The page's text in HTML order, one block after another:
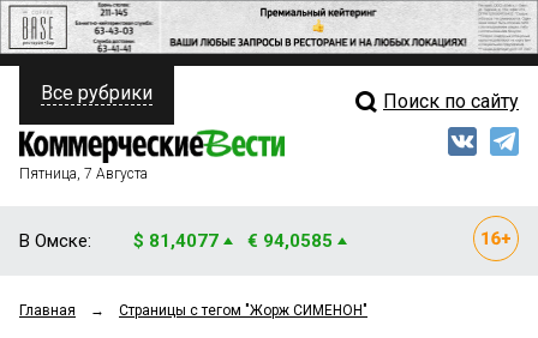
ПОЛИТИКА
ФИНАНСЫ
ОБЩЕСТВО
Свежий выпуск
Мнения
Все рубрики Поиск по сайту
Пятница, 7 Августа
В Омске: $ 81,4077 € 94,0585
Главная → Страницы c тегом "Жорж СИМЕНОН"